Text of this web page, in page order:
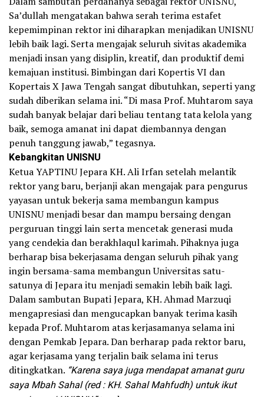
Sa’dullah mengatakan bahwa serah terima estafet
kepemimpinan rektor ini diharapkan menjadikan UNISNU
lebih baik lagi. Serta mengajak seluruh sivitas akademika
menjadi insan yang disiplin, kreatif, dan produktif demi
kemajuan institusi. Bimbingan dari Kopertis VI dan
Kopertais X Jawa Tengah sangat dibutuhkan, seperti yang
sudah diberikan selama ini. “Di masa Prof. Muhtarom saya
sudah banyak belajar dari beliau tentang tata kelola yang
baik, semoga amanat ini dapat diembannya dengan
penuh tanggung jawab,” tegasnya.
Kebangkitan UNISNU
Ketua YAPTINU Jepara KH. Ali Irfan setelah melantik
rektor yang baru, berjanji akan mengajak para pengurus
yayasan untuk bekerja sama membangun kampus
UNISNU menjadi besar dan mampu bersaing dengan
perguruan tinggi lain serta mencetak generasi muda
yang cendekia dan berakhlaqul karimah. Pihaknya juga
berharap bisa bekerjasama dengan seluruh pihak yang
ingin bersama-sama membangun Universitas satu-
satunya di Jepara itu menjadi semakin lebih baik lagi.
Dalam sambutan Bupati Jepara, KH. Ahmad Marzuqi
mengapresiasi dan mengucapkan banyak terima kasih
kepada Prof. Muhtarom atas kerjasamanya selama ini
dengan Pemkab Jepara. Dan berharap pada rektor baru,
agar kerjasama yang terjalin baik selama ini terus
ditingkatkan. “Karena saya juga mendapat amanat guru
saya Mbah Sahal (red : KH. Sahal Mahfudh) untuk ikut